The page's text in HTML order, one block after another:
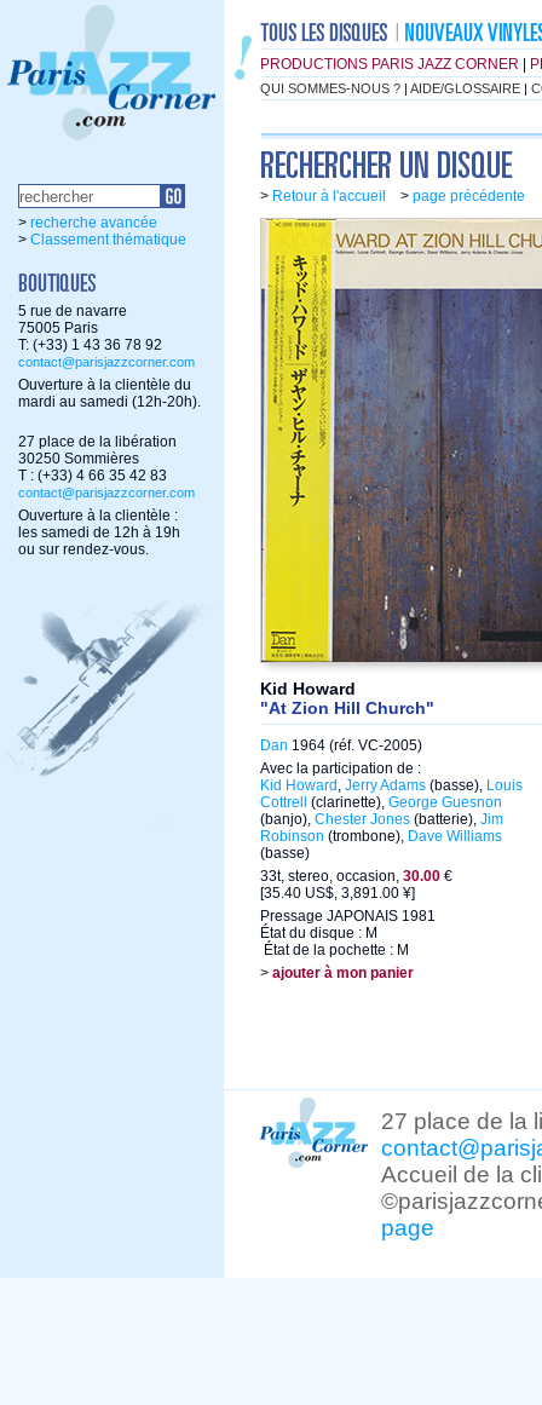
PRODUCTIONS PARIS JAZZ CORNER
QUI SOMMES-NOUS ? | AIDE/GLOSSAIRE |
> recherche avancée
> Classement thématique
5 rue de navarre
75005 Paris
T: (+33) 1 43 36 78 92
contact@parisjazzcorner.com
Ouverture à la clientèle du
mardi au samedi (12h-20h).
27 place de la libération
30250 Sommières
T : (+33) 4 66 35 42 83
contact@parisjazzcorner.com
Ouverture à la clientèle :
les samedi de 12h à 19h
ou sur rendez-vous.
> Retour à l'accueil > page précédente
Kid Howard
"At Zion Hill Church"
Dan 1964 (réf. VC-2005)
Avec la participation de :
Kid Howard , Jerry Adams (basse), Louis
Cottrell
(clarinette), George Guesnon
(banjo), Chester Jones (batterie), Jim
Robinson (trombone), Dave Williams
(basse)
33t, stereo, occasion, 30.00 €
[35.40 US$, 3,891.00 ¥]
Pressage JAPONAIS 1981
État du disque : M
État de la pochette : M
> ajouter à mon panier
27 place de la
Accueil de la
page